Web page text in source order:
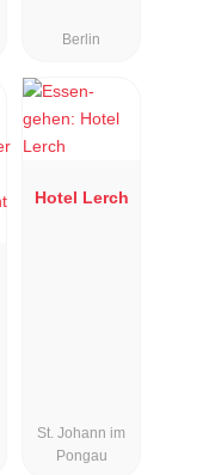
Berlin
Hotel Lerch
St. Johann im
Pongau